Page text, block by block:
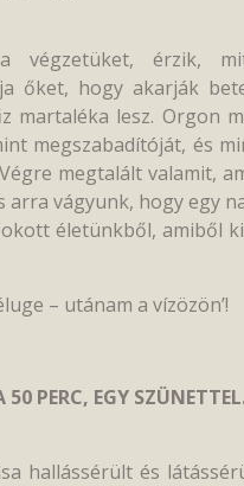
érzik,
őket, hogy akarják
martaléka lesz. Orgon
megszabadítóját, és
megtalált valamit,
vágyunk, hogy egy
életünkből, amiből
– utánam a vízözön’!
PERC, EGY
hallássérült és